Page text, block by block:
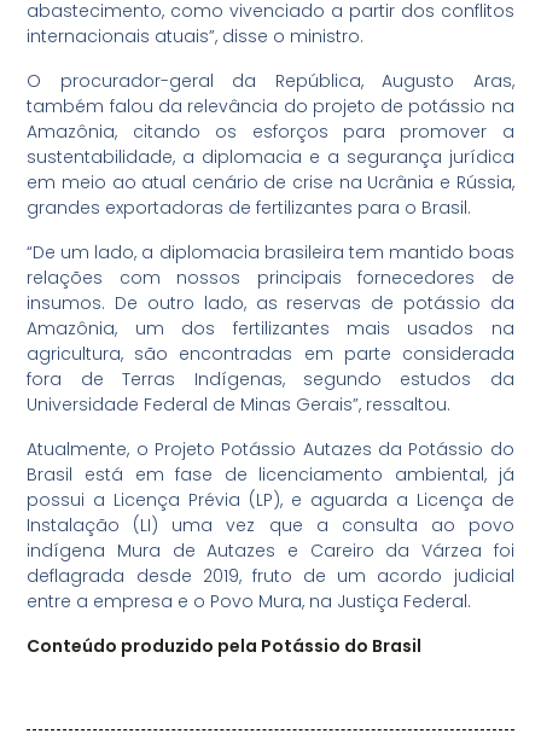
abastecimento, como vivenciado a partir dos conflitos
internacionais atuais”, disse o ministro.
O procurador-geral da República, Augusto Aras,
também falou da relevância do projeto de potássio na
Amazônia, citando os esforços para promover a
sustentabilidade, a diplomacia e a segurança jurídica
em meio ao atual cenário de crise na Ucrânia e Rússia,
grandes exportadoras de fertilizantes para o Brasil.
“De um lado, a diplomacia brasileira tem mantido boas
relações com nossos principais fornecedores de
insumos. De outro lado, as reservas de potássio da
Amazônia, um dos fertilizantes mais usados na
agricultura, são encontradas em parte considerada
fora de Terras Indígenas, segundo estudos da
Universidade Federal de Minas Gerais”, ressaltou.
Atualmente, o Projeto Potássio Autazes da Potássio do
Brasil está em fase de licenciamento ambiental, já
possui a Licença Prévia (LP), e aguarda a Licença de
Instalação (LI) uma vez que a consulta ao povo
indígena Mura de Autazes e Careiro da Várzea foi
deflagrada desde 2019, fruto de um acordo judicial
entre a empresa e o Povo Mura, na Justiça Federal.
Conteúdo produzido pela Potássio do Brasil